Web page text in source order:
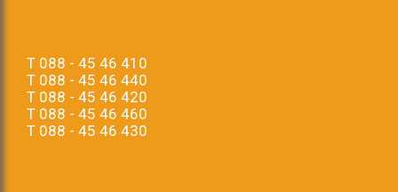
T 088 - 45 46 410
T 088 - 45 46 440
T 088 - 45 46 420
T 088 - 45 46 460
T 088 - 45 46 430